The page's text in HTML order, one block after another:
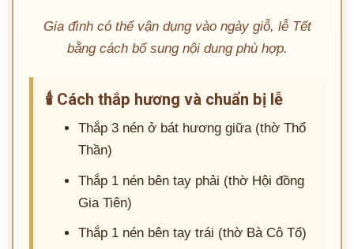
Gia đình có thể vận dụng vào ngày giỗ, lễ Tết
bằng cách bổ sung nội dung phù hợp.
🕯️ Cách thắp hương và chuẩn bị lễ
Thắp 3 nén ở bát hương giữa (thờ Thổ
Thần)
Thắp 1 nén bên tay phải (thờ Hội đồng
Gia Tiên)
Thắp 1 nén bên tay trái (thờ Bà Cô Tổ)